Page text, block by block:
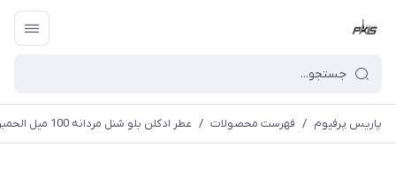
پاریس پرفیوم / فهرست محصولات / عطر ادکلن بلو شنل مردانه 100 میل الحمبرا Chanel Bleu de Chanel